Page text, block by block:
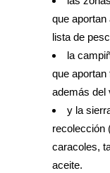
que aportan
lista de
la
que
además del
y la
recolección
caracoles,
aceite.